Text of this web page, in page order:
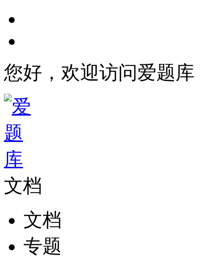
您好，欢迎访问爱题库
文档
文档
专题